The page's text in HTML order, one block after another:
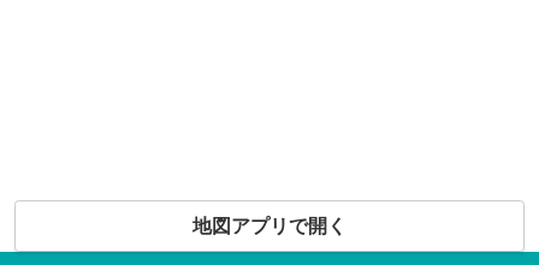
地図アプリで開く